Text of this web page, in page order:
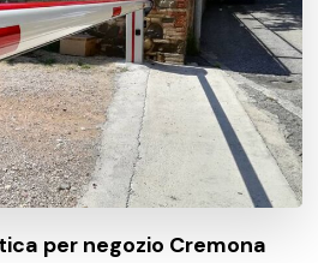
per negozio Cremona